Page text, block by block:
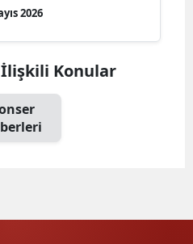
Denizli
Edirne
2026
Konular